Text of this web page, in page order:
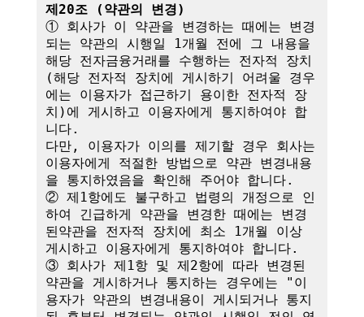
제20조 (약관의 변경)
① 회사가 이 약관을 변경하는 때에는 변경
되는 약관의 시행일 1개월 전에 그 내용을
해당 전자금융거래를 수행하는 전자적 장치
(해당 전자적 장치에 게시하기 어려울 경우
에는 이용자가 접근하기 용이한 전자적 장
치)에 게시하고 이용자에게 통지하여야 합
니다.
다만, 이용자가 이의를 제기할 경우 회사는
이용자에게 적절한 방법으로 약관 변경내용
을 통지하였음을 확인해 주어야 합니다.
② 제1항에도 불구하고 법령의 개정으로 인
하여 긴급하게 약관을 변경한 때에는 변경
된약관을 전자적 장치에 최소 1개월 이상
게시하고 이용자에게 통지하여야 합니다.
③ 회사가 제1항 및 제2항에 따라 변경된
약관을 게시하거나 통지하는 경우에는 "이
용자가 약관의 변경내용이 게시되거나 통지